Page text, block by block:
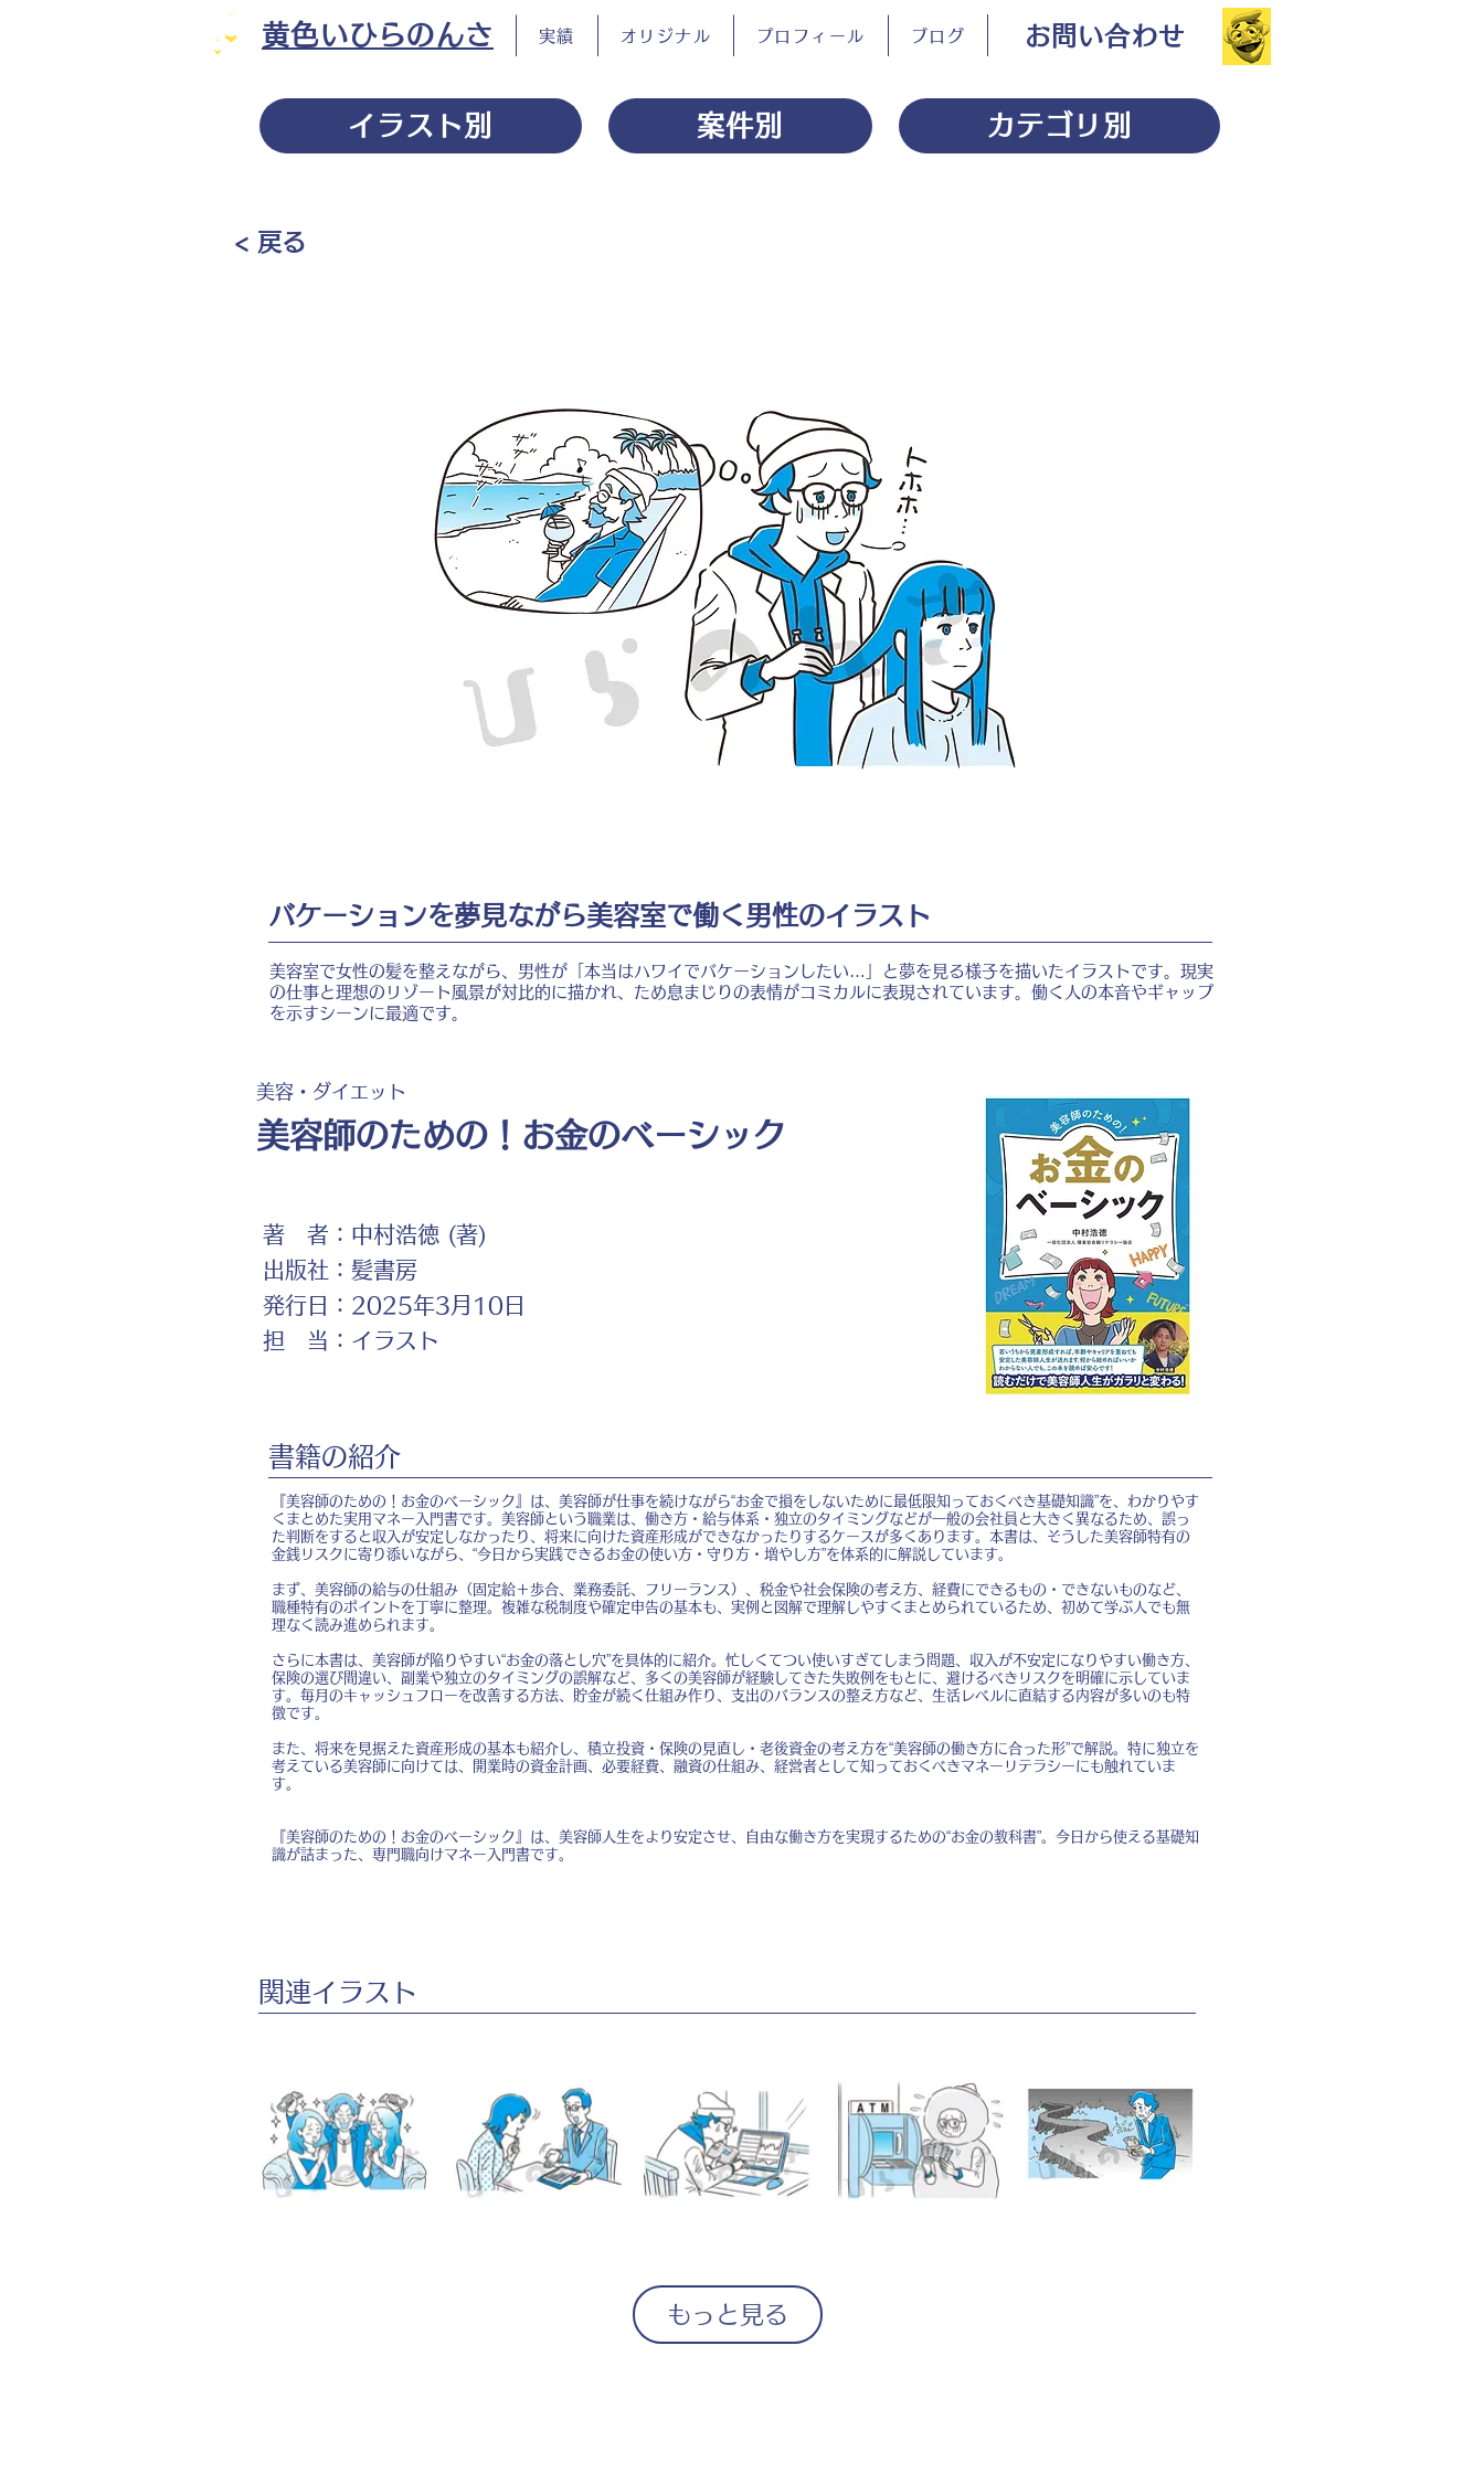
黄色いひらのんさ 実績 オリジナル プロフィール ブログ お問い合わせ
イラスト別 案件別 カテゴリ別
< 戻る
バケーションを夢見ながら美容室で働く男性のイラスト
美容室で女性の髪を整えながら、男性が「本当はハワイでバケーションしたい…」と夢を見る様子を描いたイラストです。現実
の仕事と理想のリゾート風景が対比的に描かれ、ため息まじりの表情がコミカルに表現されています。働く人の本音やギャップ
を示すシーンに最適です。
美容・ダイエット
美容師のための！お金のベーシック
著 者：
出版社：
発行日：
担 当：
中村浩徳 (著)
髪書房
2025年3月10日
イラスト
書籍の紹介
『美容師のための！お金のベーシック』は、美容師が仕事を続けながら“お金で損をしないために最低限知っておくべき基礎知識”を、わかりやす
くまとめた実用マネー入門書です。美容師という職業は、働き方・給与体系・独立のタイミングなどが一般の会社員と大きく異なるため、誤っ
た判断をすると収入が安定しなかったり、将来に向けた資産形成ができなかったりするケースが多くあります。本書は、そうした美容師特有の
金銭リスクに寄り添いながら、“今日から実践できるお金の使い方・守り方・増やし方”を体系的に解説しています。
まず、美容師の給与の仕組み（固定給＋歩合、業務委託、フリーランス）、税金や社会保険の考え方、経費にできるもの・できないものなど、
職種特有のポイントを丁寧に整理。複雑な税制度や確定申告の基本も、実例と図解で理解しやすくまとめられているため、初めて学ぶ人でも無
理なく読み進められます。
さらに本書は、美容師が陥りやすい“お金の落とし穴”を具体的に紹介。忙しくてつい使いすぎてしまう問題、収入が不安定になりやすい働き方、
保険の選び間違い、副業や独立のタイミングの誤解など、多くの美容師が経験してきた失敗例をもとに、避けるべきリスクを明確に示していま
す。毎月のキャッシュフローを改善する方法、貯金が続く仕組み作り、支出のバランスの整え方など、生活レベルに直結する内容が多いのも特
徴です。
また、将来を見据えた資産形成の基本も紹介し、積立投資・保険の見直し・老後資金の考え方を“美容師の働き方に合った形”で解説。特に独立を
考えている美容師に向けては、開業時の資金計画、必要経費、融資の仕組み、経営者として知っておくべきマネーリテラシーにも触れていま
す。
『美容師のための！お金のベーシック』は、美容師人生をより安定させ、自由な働き方を実現するための“お金の教科書”。今日から使える基礎知
識が詰まった、専門職向けマネー入門書です。
​関連イラスト
もっと見る